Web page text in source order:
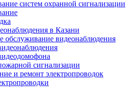
систем охранной сигнализации
в Казани
обслуживание видеонаблюдения
сигнализации
и ремонт электропроводок